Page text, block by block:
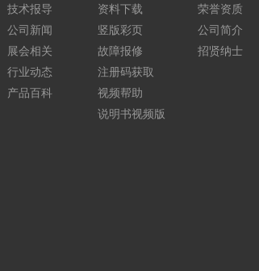
技术报导
公司新闻
展会相关
行业动态
产品百科
资料下载
竖版彩页
故障报修
注册码获取
视频帮助
说明书视频版
荣誉资质
公司简介
招贤纳士